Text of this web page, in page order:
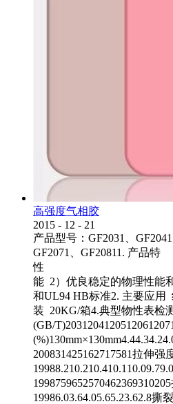
高强度气相胶
2015 - 12 - 21
产品型号：GF2031、GF2041
GF2071、GF20811. 产品特
性 1）良好
能 2）优良稳定的物理性能
和UL94 HB标准2. 主要应用
装 20KG/箱4.典型物性表检
(GB/
200831425162717581拉伸强
19986.03.64.05.65.23.62.8撕